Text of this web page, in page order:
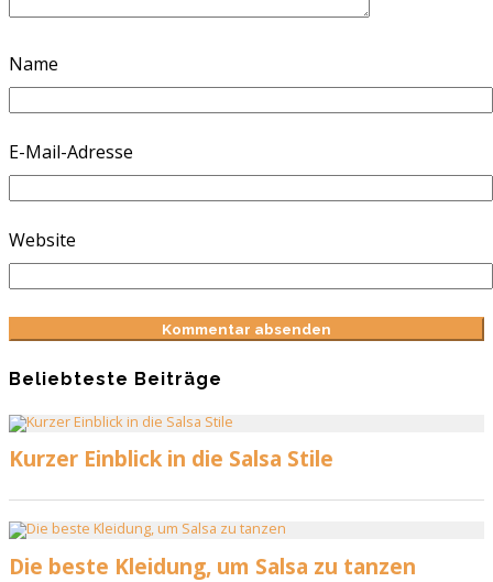
Name
E-Mail-Adresse
Website
Beliebteste Beiträge
Kurzer Einblick in die Salsa Stile
Die beste Kleidung, um Salsa zu tanzen